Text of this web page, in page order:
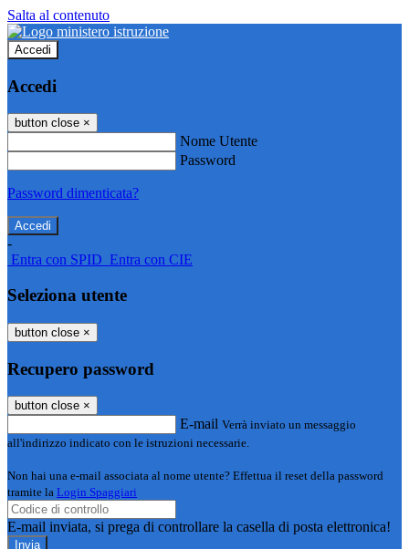
Salta al contenuto
Accedi
Accedi
button close ×
Nome Utente
Password
Password dimenticata?
-
Entra con SPID Entra con CIE
Seleziona utente
button close ×
Recupero password
button close ×
E-mail Verrà inviato un messaggio
all'indirizzo indicato con le istruzioni necessarie.
Non hai una e-mail associata al nome utente? Effettua il reset della password
tramite la Login Spaggiari
E-mail inviata, si prega di controllare la casella di posta elettronica!